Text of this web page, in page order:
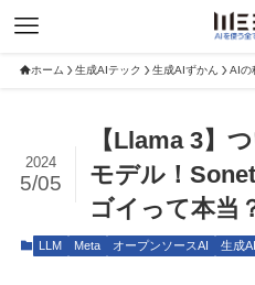
ホーム 生成AIテック 生成AIずかん AIの
【Llama 3】
モデル！
ゴイって本当
2024
5/05
LLM Meta オープンソースAI 生成